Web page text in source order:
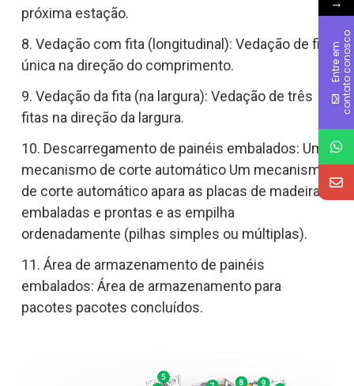
próxima estação.
8. Vedação com fita (longitudinal): Vedação de fita
única na direção do comprimento.
9. Vedação da fita (na largura): Vedação de três
fitas na direção da largura.
10. Descarregamento de painéis embalados: Um
mecanismo de corte automático Um mecanismo
de corte automático apara as placas de madeira
embaladas e prontas e as empilha
ordenadamente (pilhas simples ou múltiplas).
11. Área de armazenamento de painéis
embalados: Área de armazenamento para
pacotes pacotes concluídos.
E
n
t
r
e
e
m
c
o
n
t
a
t
o
c
o
n
o
s
co